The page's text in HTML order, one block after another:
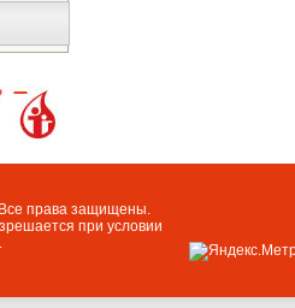
Все права защищены.
при условии